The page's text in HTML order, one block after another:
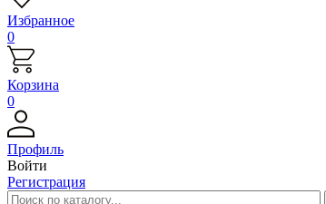
Избранное
0
Корзина
0
Профиль
Войти
Регистрация